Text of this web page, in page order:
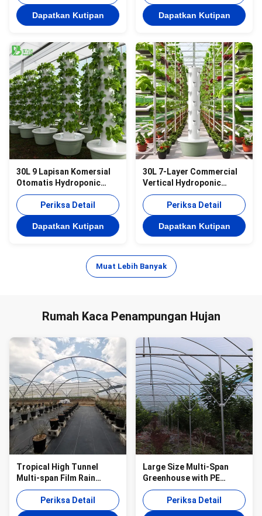
Pertanian
Dapatkan Kutipan Dapatkan Kutipan
30L 9 Lapisan Komersial
Otomatis Hydroponic
Menara Menumbuhkan
Salat Vertikal Sistem
Aquaponic dengan Pompa
Periksa Detail
Dapatkan Kutipan
30L 7-Layer Commercial
Vertical Hydroponic
System dengan Pompa
Otomatis Aquaponic
Growing Tower untuk
Produksi Sayuran
Periksa Detail
Dapatkan Kutipan
Muat Lebih Banyak
Rumah Kaca Penampungan Hujan
Tropical High Tunnel
Multi-span Film Rain
Shelter Greenhouse for
Plants Cultivation
Periksa Detail
Large Size Multi-Span
Greenhouse with PE
Material for Grape and
Cherry Cultivation
Periksa Detail